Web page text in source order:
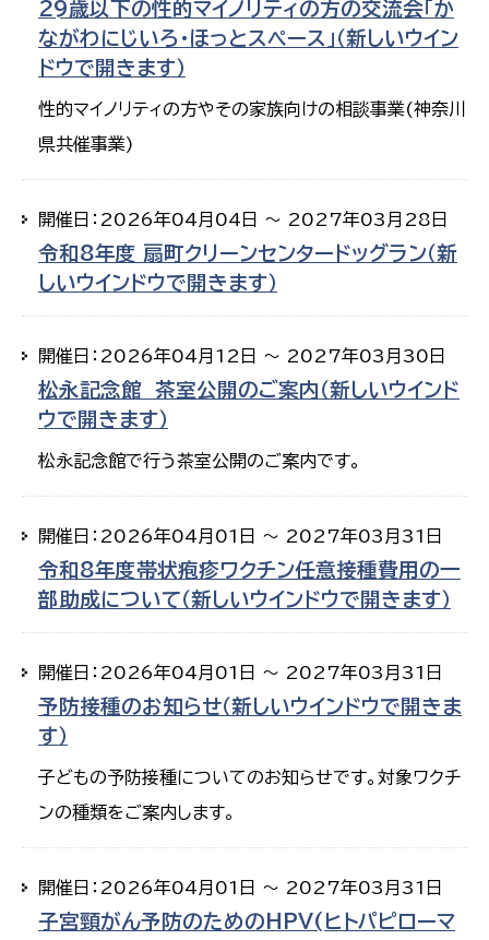
29歳以下の性的マイノリティの方の交流会「か
ながわにじいろ・ほっとスペース」（新しいウイン
ドウで開きます）
性的マイノリティの方やその家族向けの相談事業(神奈川
県共催事業)
開催日：2026年04月04日 ～ 2027年03月28日
令和8年度 扇町クリーンセンタードッグラン（新
しいウインドウで開きます）
開催日：2026年04月12日 ～ 2027年03月30日
松永記念館 茶室公開のご案内（新しいウインド
ウで開きます）
松永記念館で行う茶室公開のご案内です。
開催日：2026年04月01日 ～ 2027年03月31日
令和8年度帯状疱疹ワクチン任意接種費用の一
部助成について（新しいウインドウで開きます）
開催日：2026年04月01日 ～ 2027年03月31日
予防接種のお知らせ（新しいウインドウで開きま
す）
子どもの予防接種についてのお知らせです。対象ワクチ
ンの種類をご案内します。
開催日：2026年04月01日 ～ 2027年03月31日
子宮頸がん予防のためのHPV(ヒトパピローマ